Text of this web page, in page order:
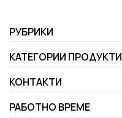
РУБРИКИ
КАТЕГОРИИ ПРОДУКТИ
КОНТАКТИ
РАБОТНО ВРЕМЕ